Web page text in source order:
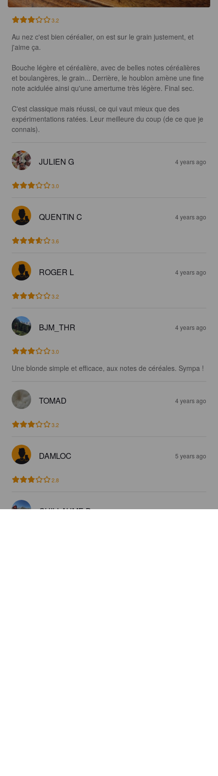
3.2
Au nez c'est bien céréalier, on est sur le grain justement, et
j'aime ça.
Bouche légère et céréalière, avec de belles notes céréalières
et boulangères, le grain... Derrière, le houblon amène une fine
note acidulée ainsi qu'une amertume très légère. Final sec.
C'est classique mais réussi, ce qui vaut mieux que des
expérimentations ratées. Leur meilleure du coup (de ce que je
connais).
JULIEN G 4 years ago
3.0
QUENTIN C 4 years ago
3.6
ROGER L 4 years ago
3.2
BJM_THR 4 years ago
3.0
Une blonde simple et efficace, aux notes de céréales. Sympa !
TOMAD 4 years ago
3.2
DAMLOC 5 years ago
2.8
GUILLAUME D 5 years ago